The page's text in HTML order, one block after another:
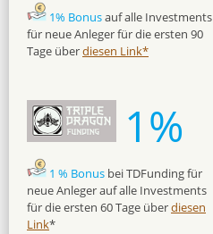
1% Bonusauf alle Investments
für neue Anleger für die ersten 90
Tage überdiesen Link*
1%
1 % Bonus bei TDFunding für
neue Anleger auf alle Investments
für die ersten 60 Tage überdiesen
Link*